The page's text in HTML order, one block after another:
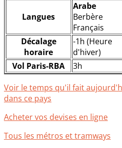
Langues
Arabe
Berbère
Français
Décalage
horaire
-1h (Heure
d'hiver)
Vol Paris-RBA
3h
Voir le temps qu'il fait
dans ce pays
Acheter vos devises en ligne
Tous les métros et tramways